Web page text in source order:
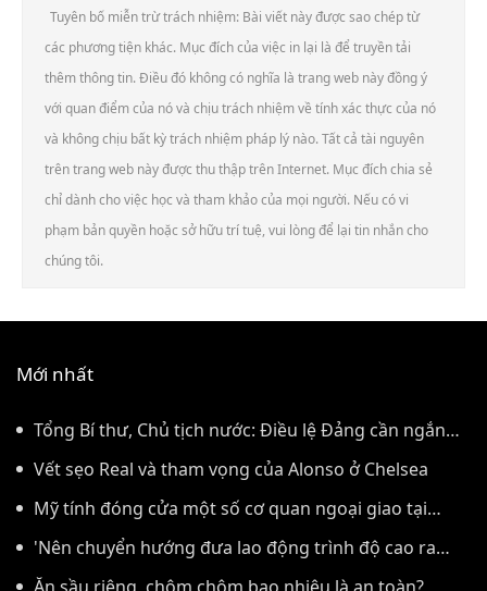
Tuyên bố miễn trừ trách nhiệm: Bài viết này được sao chép từ
các phương tiện khác. Mục đích của việc in lại là để truyền tải
thêm thông tin. Điều đó không có nghĩa là trang web này đồng ý
với quan điểm của nó và chịu trách nhiệm về tính xác thực của nó
và không chịu bất kỳ trách nhiệm pháp lý nào. Tất cả tài nguyên
trên trang web này được thu thập trên Internet. Mục đích chia sẻ
chỉ dành cho việc học và tham khảo của mọi người. Nếu có vi
phạm bản quyền hoặc sở hữu trí tuệ, vui lòng để lại tin nhắn cho
chúng tôi.
Mới nhất
Tổng Bí thư, Chủ tịch nước: Điều lệ Đảng cần ngắn
gọn, có sức sống lâu dài
Vết sẹo Real và tham vọng của Alonso ở Chelsea
Mỹ tính đóng cửa một số cơ quan ngoại giao tại
Nhật Bản, Canada, Indonesia
'Nên chuyển hướng đưa lao động trình độ cao ra